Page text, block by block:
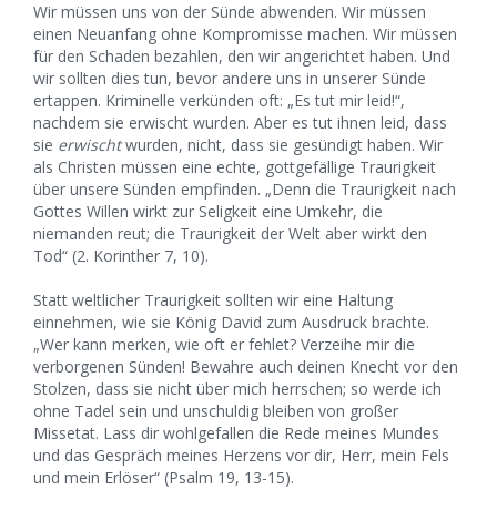
Wir müssen uns von der Sünde abwenden. Wir müssen
einen Neuanfang ohne Kompromisse machen. Wir müssen
für den Schaden bezahlen, den wir angerichtet haben. Und
wir sollten dies tun, bevor andere uns in unserer Sünde
ertappen. Kriminelle verkünden oft: „Es tut mir leid!“,
nachdem sie erwischt wurden. Aber es tut ihnen leid, dass
sie erwischtwurden, nicht, dass sie gesündigt haben. Wir
als Christen müssen eine echte, gottgefällige Traurigkeit
über unsere Sünden empfinden. „Denn die Traurigkeit nach
Gottes Willen wirkt zur Seligkeit eine Umkehr, die
niemanden reut; die Traurigkeit der Welt aber wirkt den
Tod“ (2. Korinther 7, 10).
Statt weltlicher Traurigkeit sollten wir eine Haltung
einnehmen, wie sie König David zum Ausdruck brachte.
„Wer kann merken, wie oft er fehlet? Verzeihe mir die
verborgenen Sünden! Bewahre auch deinen Knecht vor den
Stolzen, dass sie nicht über mich herrschen; so werde ich
ohne Tadel sein und unschuldig bleiben von großer
Missetat. Lass dir wohlgefallen die Rede meines Mundes
und das Gespräch meines Herzens vor dir, Herr, mein Fels
und mein Erlöser“ (Psalm 19, 13-15).